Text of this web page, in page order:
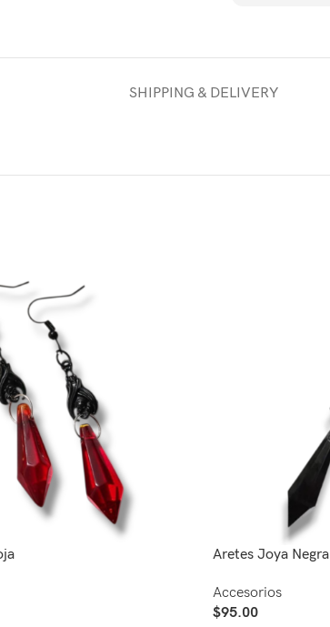
SHIPPING & DELIVERY
Aretes Joya Negra
Accesorios
$95.00